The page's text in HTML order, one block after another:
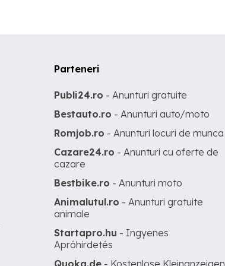
Parteneri
Publi24.ro - Anunturi gratuite
Bestauto.ro - Anunturi auto/moto
Romjob.ro - Anunturi locuri de munca
Cazare24.ro - Anunturi cu oferte de
cazare
Bestbike.ro - Anunturi moto
Animalutul.ro - Anunturi gratuite
animale
Startapro.hu - Ingyenes
Apróhirdetés
Quoka.de - Kostenlose Kleinanzeigen